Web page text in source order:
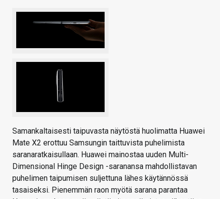
Samankaltaisesti taipuvasta näytöstä huolimatta Huawei
Mate X2 erottuu Samsungin taittuvista puhelimista
saranaratkaisullaan. Huawei mainostaa uuden Multi-
Dimensional Hinge Design -saranansa mahdollistavan
puhelimen taipumisen suljettuna lähes käytännössä
tasaiseksi. Pienemmän raon myötä sarana parantaa